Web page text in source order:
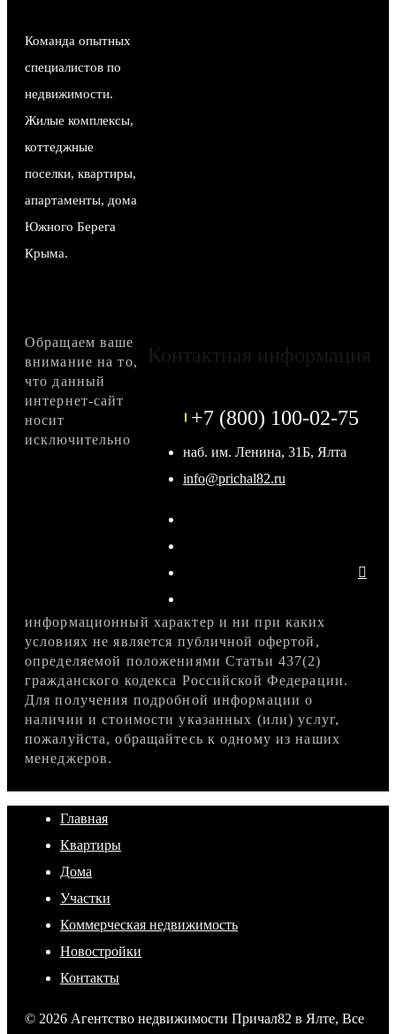
Команда опытных
специалистов по
недвижимости.
Жилые комплексы,
коттеджные
поселки, квартиры,
апартаменты, дома
Южного Берега
Крыма.
Контактная информация
+7 (800) 100-02-75
наб. им. Ленина, 31Б, Ялта
info@prichal82.ru
Обращаем ваше
внимание на то,
что данный
интернет-сайт
носит
исключительно
информационный характер и ни при каких
условиях не является публичной офертой,
определяемой положениями Статьи 437(2)
гражданского кодекса Российской Федерации.
Для получения подробной информации о
наличии и стоимости указанных (или) услуг,
пожалуйста, обращайтесь к одному из наших
менеджеров.
Главная
Квартиры
Дома
Участки
Коммерческая недвижимость
Новостройки
Контакты
© 2026 Агентство недвижимости Причал82 в Ялте, Все